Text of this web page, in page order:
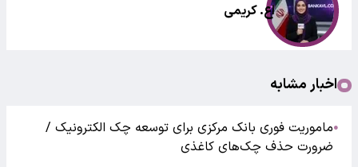
اع. کریمی
اخبار مشابه
●ماموریت فوری بانک مرکزی برای توسعه چک الکترونیک /
ضرورت حذف چک‌های کاغذی